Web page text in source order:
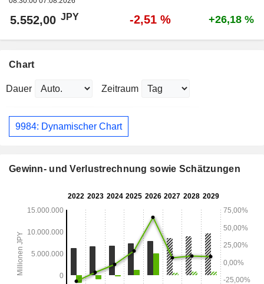
5.552,00 JPY -2,51 % +26,18 %
Chart
Dauer Zeitraum
9984: Dynamischer Chart
Gewinn- und Verlustrechnung sowie Schätzungen